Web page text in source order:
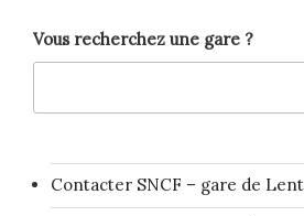
Vous recherchez une gare ?
Contacter SNCF – gare de